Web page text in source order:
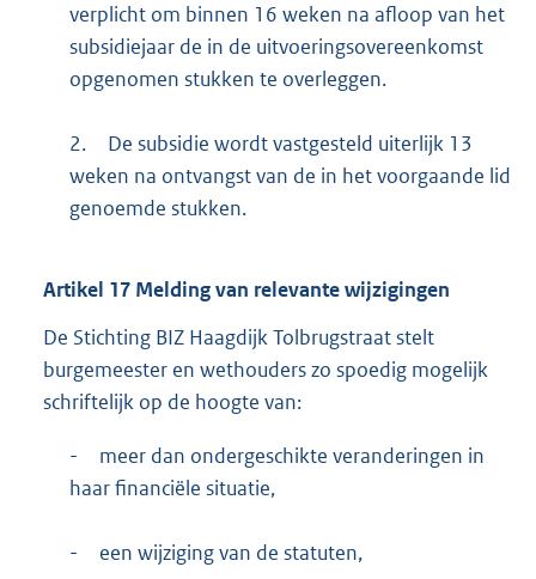
verplicht om binnen 16 weken na afloop van het
subsidiejaar de in de uitvoeringsovereenkomst
opgenomen stukken te overleggen.
2.
De subsidie wordt vastgesteld uiterlijk 13
weken na ontvangst van de in het voorgaande lid
genoemde stukken.
Artikel 17 Melding van relevante wijzigingen
De Stichting BIZ Haagdijk Tolbrugstraat stelt
burgemeester en wethouders zo spoedig mogelijk
schriftelijk op de hoogte van:
-
meer dan ondergeschikte veranderingen in
haar financiële situatie,
- een wijziging van de statuten,